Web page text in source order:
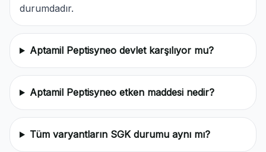
durumdadır.
Aptamil Peptisyneo devlet karşılıyor mu?
Aptamil Peptisyneo etken maddesi nedir?
Tüm varyantların SGK durumu aynı mı?